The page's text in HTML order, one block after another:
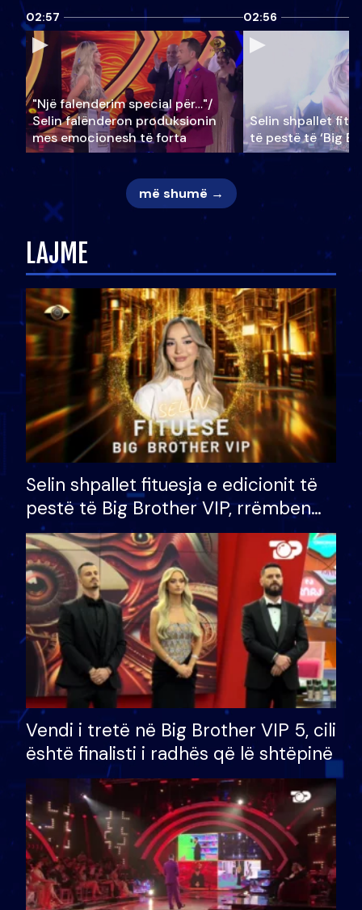
02:57
"Një falenderim special për…"/
Selin falënderon produksionin
mes emocionesh të forta
02:56
Selin shpallet
të pestë të ‘Big
më shumë →
LAJME
Selin shpallet fituesja e edicionit të
pestë të Big Brother VIP, rrëmben
çmimin e madh prej 100 mijë eurosh
Vendi i tretë në Big Brother VIP 5, cili
është finalisti i radhës që lë shtëpinë